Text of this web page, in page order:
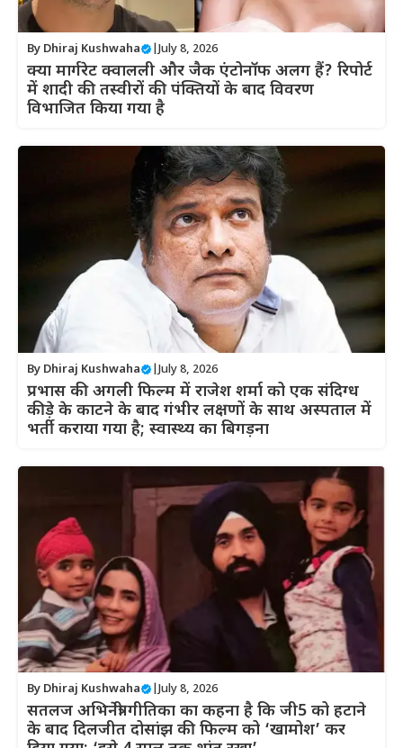
By Dhiraj Kushwaha July 8, 2026
क्या मार्गरेट क्वालली और जैक एंटोनॉफ अलग हैं? रिपोर्ट
में शादी की तस्वीरों की पंक्तियों के बाद विवरण
विभाजित किया गया है
By Dhiraj Kushwaha July 8, 2026
प्रभास की अगली फिल्म में राजेश शर्मा को एक संदिग्ध
कीड़े के काटने के बाद गंभीर लक्षणों के साथ अस्पताल में
भर्ती कराया गया है; स्वास्थ्य का बिगड़ना
By Dhiraj Kushwaha July 8, 2026
सतलज अभिनेत्री गीतिका का कहना है कि जी5 को हटाने
के बाद दिलजीत दोसांझ की फिल्म को ‘खामोश’ कर